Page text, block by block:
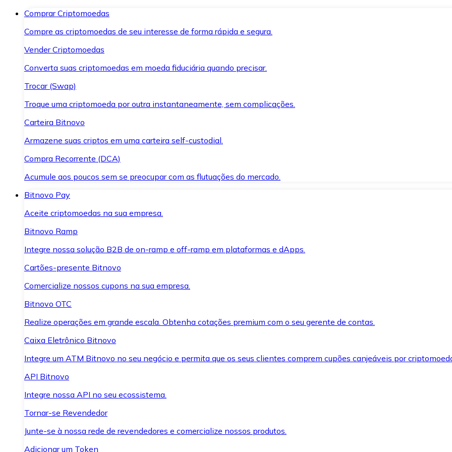
Comprar Criptomoedas
Compre as criptomoedas de seu interesse de forma rápida e segura.
Vender Criptomoedas
Converta suas criptomoedas em moeda fiduciária quando precisar.
Trocar (Swap)
Troque uma criptomoeda por outra instantaneamente, sem complicações.
Carteira Bitnovo
Armazene suas criptos em uma carteira self-custodial.
Compra Recorrente (DCA)
Acumule aos poucos sem se preocupar com as flutuações do mercado.
Bitnovo Pay
Aceite criptomoedas na sua empresa.
Bitnovo Ramp
Integre nossa solução B2B de on-ramp e off-ramp em plataformas e dApps.
Cartões-presente Bitnovo
Comercialize nossos cupons na sua empresa.
Bitnovo OTC
Realize operações em grande escala. Obtenha cotações premium com o seu gerente de contas.
Caixa Eletrônico Bitnovo
Integre um ATM Bitnovo no seu negócio e permita que os seus clientes comprem cupões canjeáveis por
API Bitnovo
Integre nossa API no seu ecossistema.
Tornar-se Revendedor
Junte-se à nossa rede de revendedores e comercialize nossos produtos.
Adicionar um Token